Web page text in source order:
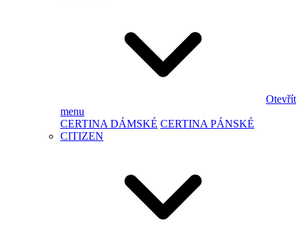
Otevřít
menu
CERTINA DÁMSKÉ CERTINA PÁNSKÉ
CITIZEN